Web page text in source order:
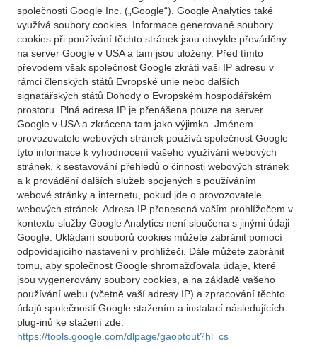
společnosti Google Inc. („Google“). Google Analytics také
využívá soubory cookies. Informace generované soubory
cookies při používání těchto stránek jsou obvykle převáděny
na server Google v USA a tam jsou uloženy. Před tímto
převodem však společnost Google zkrátí vaši IP adresu v
rámci členských států Evropské unie nebo dalších
signatářských států Dohody o Evropském hospodářském
prostoru. Plná adresa IP je přenášena pouze na server
Google v USA a zkrácena tam jako výjimka. Jménem
provozovatele webových stránek používá společnost Google
tyto informace k vyhodnocení vašeho využívání webových
stránek, k sestavování přehledů o činnosti webových stránek
a k provádění dalších služeb spojených s používáním
webové stránky a internetu, pokud jde o provozovatele
webových stránek. Adresa IP přenesená vaším prohlížečem v
kontextu služby Google Analytics není sloučena s jinými údaji
Google. Ukládání souborů cookies můžete zabránit pomocí
odpovídajícího nastavení v prohlížeči. Dále můžete zabránit
tomu, aby společnost Google shromažďovala údaje, které
jsou vygenerovány soubory cookies, a na základě vašeho
používání webu (včetně vaší adresy IP) a zpracování těchto
údajů společností Google stažením a instalací následujících
plug-inů ke stažení zde:
https://tools.google.com/dlpage/gaoptout?hl=cs